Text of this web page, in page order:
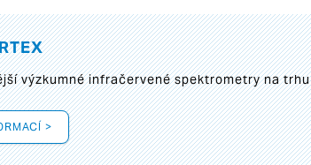
výzkumné infračervené spektrometry na trhu
>